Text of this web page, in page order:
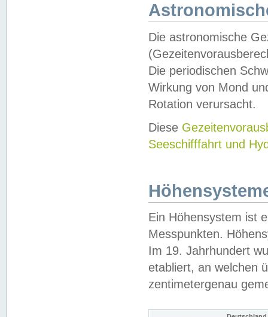
Die astronomische
Die periodischen
Wirkung von Mond
Rotation verursacht.
Diese
Seeschifffahrt und
Ein Höhensystem ist
Messpunkten.
Im 19. Jahrhundert
etabliert, an welchen
zentimetergenau